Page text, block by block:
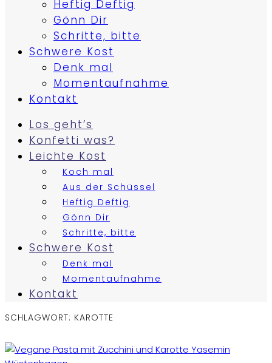
Heftig Deftig
Gönn Dir
Schritte, bitte
Schwere Kost
Denk mal
Momentaufnahme
Kontakt
Los geht’s
Konfetti was?
Leichte Kost
Koch mal
Aus der Schüssel
Heftig Deftig
Gönn Dir
Schritte, bitte
Schwere Kost
Denk mal
Momentaufnahme
Kontakt
SCHLAGWORT: KAROTTE